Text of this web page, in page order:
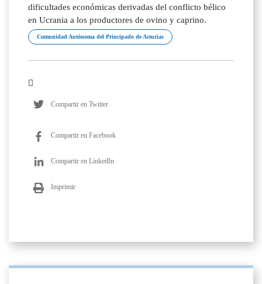
dificultades económicas derivadas del conflicto bélico
en Ucrania a los productores de ovino y caprino.
Comunidad Autónoma del Principado de Asturias
Compartir en Twitter
Compartir en Facebook
Compartir en LinkedIn
Imprimir